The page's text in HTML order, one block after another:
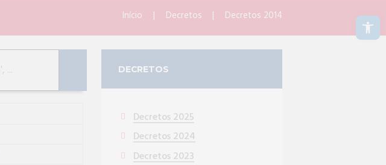
Início Decretos Decretos 2014
DECRETOS
Decretos 2025
Decretos 2024
Decretos 2023
Abrir a barra de ferramentas